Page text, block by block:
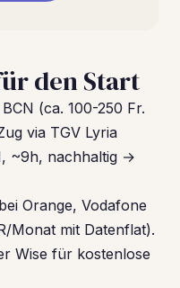
den Start
(ca. 100-250 Fr.
via TGV Lyria
~9h, nachhaltig →
Orange, Vodafone
Monat mit Datenflat).
Wise für kostenlose